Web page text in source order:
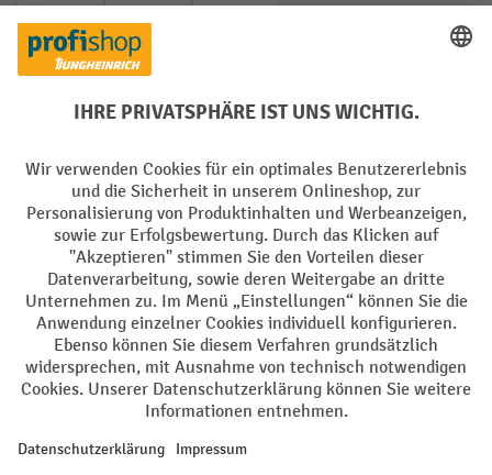
PayPal
Soziale Netzwerke
Impressum Datenschutz
Barrierefreiheit Privacy Settings
Alle Preise exkl. gesetzl. Mehrwertsteuer zzgl.Versandkostenund ggf.
Nachnahmegebühren, wenn nicht anders angegeben.
¹ Der Rabatt gilt so lange der Vorrat reicht. Der Rabatt gilt nicht auf
oder Gutscheinen ist nicht möglich. | ² Der Rabatt wird einmalig bei